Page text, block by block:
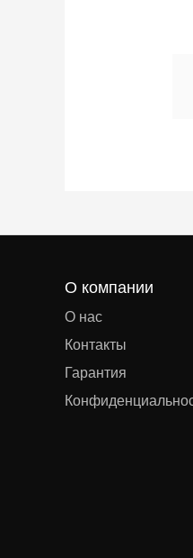
О компании
О нас
Контакты
Гарантия